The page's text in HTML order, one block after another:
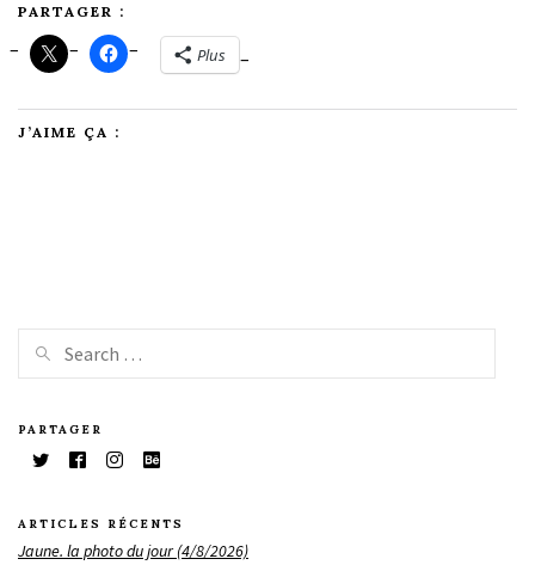
PARTAGER :
Plus
J’AIME ÇA :
PARTAGER
ARTICLES RÉCENTS
Jaune. la photo du jour (4/8/2026)